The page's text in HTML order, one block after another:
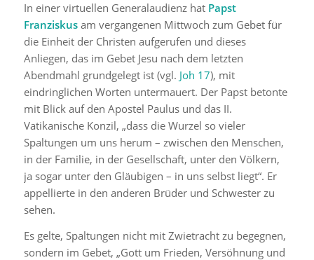
In einer virtuellen Generalaudienz hat Papst
Franziskusam vergangenen Mittwoch zum Gebet für
die Einheit der Christen aufgerufen und dieses
Anliegen, das im Gebet Jesu nach dem letzten
Abendmahl grundgelegt ist (vgl. Joh 17), mit
eindringlichen Worten untermauert. Der Papst betonte
mit Blick auf den Apostel Paulus und das II.
Vatikanische Konzil, „dass die Wurzel so vieler
Spaltungen um uns herum – zwischen den Menschen,
in der Familie, in der Gesellschaft, unter den Völkern,
ja sogar unter den Gläubigen – in uns selbst liegt“. Er
appellierte in den anderen Brüder und Schwester zu
sehen.
Es gelte, Spaltungen nicht mit Zwietracht zu begegnen,
sondern im Gebet, „Gott um Frieden, Versöhnung und